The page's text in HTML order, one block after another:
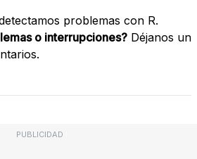
problemas con R.
o interrupciones? Déjanos un
PUBLICIDAD